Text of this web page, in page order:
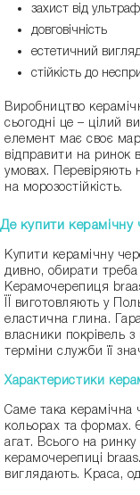
захист від
довговічність
естетичний вигляд
стійкість до
Виробництво
сьогодні це – цілий
елемент має своє
відправити на ринок
умовах. Перевіряють
на морозостійкість.
Де купити
Купити керамічну
дивно, обирати треба
Керамочерепиця
ЇЇ виготовляють у
еластична глина.
власники покрівель
терміни служби її
Характеристики
Саме така керамічна
кольорах та формах.
агат. Всього на ринку
керамочерепиці
виглядають. Краса,